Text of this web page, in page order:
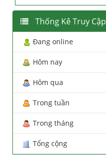
Thống Kê Truy Cập
Đang online
Hôm nay
Hôm qua
Trong tuần
Trong tháng
Tổng cộng